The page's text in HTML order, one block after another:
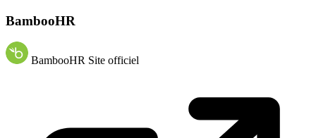
BambooHR
BambooHR Site officiel